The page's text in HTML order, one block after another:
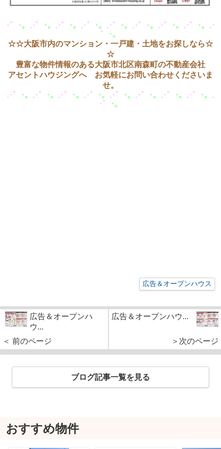
･゜ ･。 . ･゜ ･。 . ･゜ ･。 . ･゜ ･。 . ･゜ ･。 . ･゜ ･。 . ･゜ ･。 . ･゜ ･。 . ･
゜
･。
☆☆大阪市内のマンション・一戸建・土地をお探しなら☆
☆
豊富な物件情報のある大阪市北区南森町の不動産会社
アセントハウジングへ お気軽にお問い合わせくださいま
せ。
. ･゜ ･。 . ･゜ ･。 . ･゜ ･。 . ･゜ ･。 . ･゜ ･。 . ･゜ ･。 . ･゜ ･。 . ･゜ ･。 .
･゜ ･。
広告＆オープンハウス
広告＆オープンハ
ウ...
＜ 前のページ
広告＆オープンハウ...
＞次のページ
ブログ記事一覧を見る
おすすめ物件